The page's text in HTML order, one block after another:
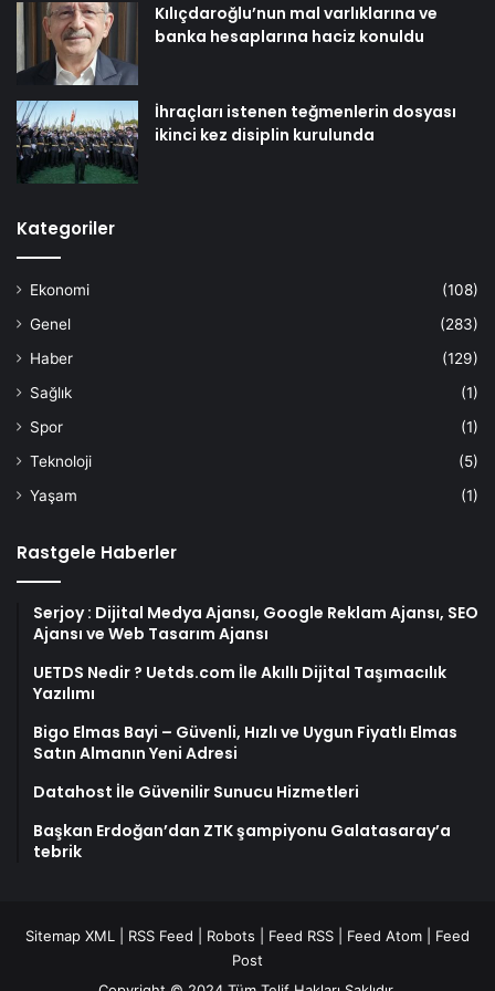
Kılıçdaroğlu’nun mal varlıklarına ve
banka hesaplarına haciz konuldu
İhraçları istenen teğmenlerin dosyası
ikinci kez disiplin kurulunda
Kategoriler
Ekonomi
(108)
Genel
(283)
Haber
(129)
Sağlık
(1)
Spor
(1)
Teknoloji
(5)
Yaşam
(1)
Rastgele Haberler
Serjoy : Dijital Medya Ajansı, Google Reklam Ajansı, SEO
Ajansı ve Web Tasarım Ajansı
UETDS Nedir ? Uetds.com İle Akıllı Dijital Taşımacılık
Yazılımı
Bigo Elmas Bayi – Güvenli, Hızlı ve Uygun Fiyatlı Elmas
Satın Almanın Yeni Adresi
Datahost İle Güvenilir Sunucu Hizmetleri
Başkan Erdoğan’dan ZTK şampiyonu Galatasaray’a
tebrik
Sitemap XML RSS Feed Robots Feed RSS Feed Atom
Feed
Post